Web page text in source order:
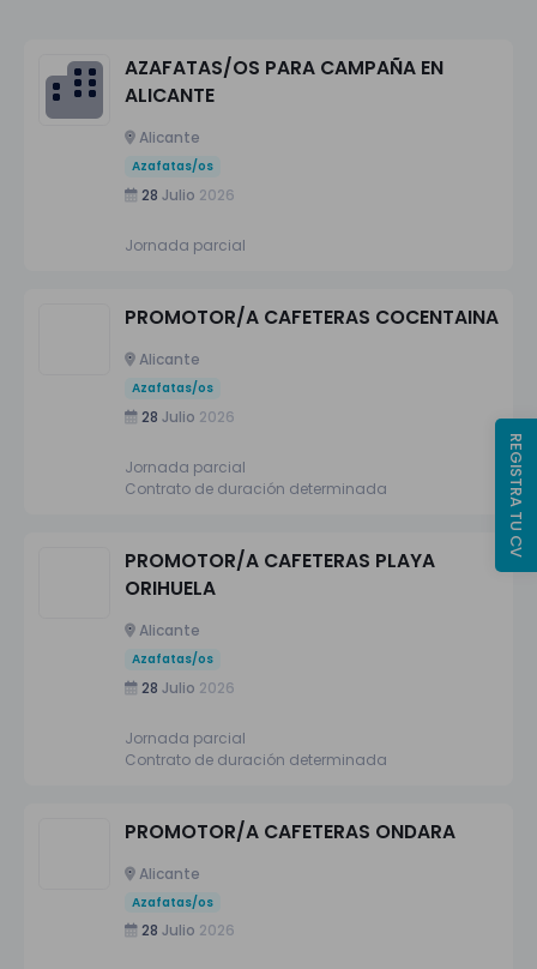
AZAFATAS/OS PARA CAMPAÑA EN
ALICANTE
Alicante
Azafatas/os
28 Julio 2026
Jornada parcial
PROMOTOR/A CAFETERAS COCENTAINA
Alicante
Azafatas/os
28 Julio 2026
Jornada parcial
Contrato de duración determinada
PROMOTOR/A CAFETERAS PLAYA
ORIHUELA
Alicante
Azafatas/os
28 Julio 2026
Jornada parcial
Contrato de duración determinada
PROMOTOR/A CAFETERAS ONDARA
Alicante
Azafatas/os
28 Julio 2026
REGISTRA TU CV